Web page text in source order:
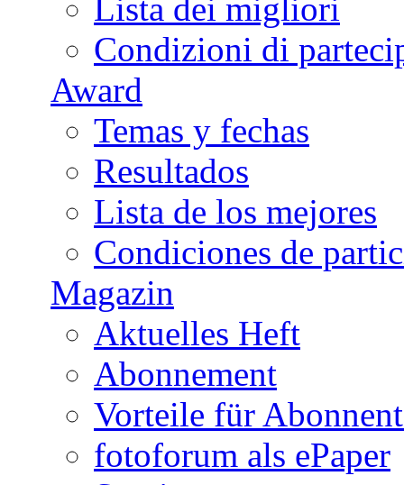
Lista dei migliori
Condizioni di
Award
Temas y fechas
Resultados
Lista de los mejores
Condiciones de
Magazin
Aktuelles Heft
Abonnement
Vorteile für
fotoforum als ePaper